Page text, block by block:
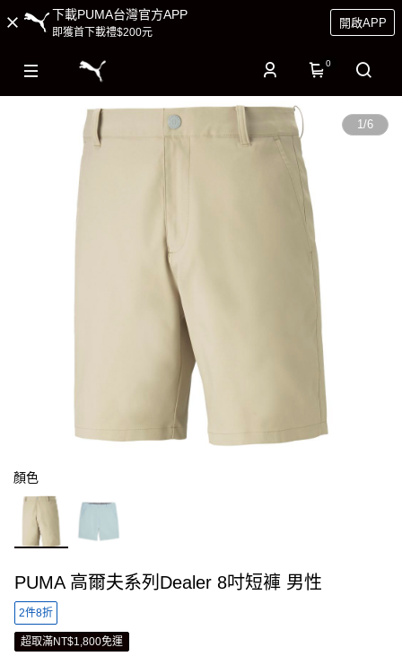
下載PUMA台灣官方APP
即獲首下載禮$200元
開啟APP
0
1/6
顏色
PUMA 高爾夫系列Dealer 8吋短褲 男性
2件8折
超取滿NT$1,800免運